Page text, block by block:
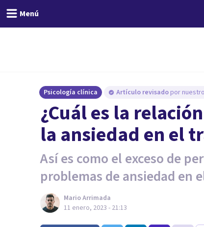
Menú
Psicología clínica Artículo revisado por
¿Cuál es la
la ansiedad en el
Así es como el exceso de
problemas de ansiedad en
Mario Arrimada
11 enero, 2023 - 21:13